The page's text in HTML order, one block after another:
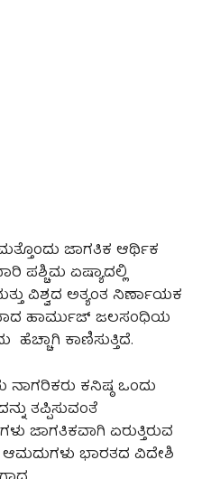
ಜಾಗತಿಕ ಆರ್ಥಿಕ
ಪಶ್ಚಿಮ ಏಷ್ಯಾದಲ್ಲಿ
ವಿಶ್ವದ ಅತ್ಯಂತ ನಿರ್ಣಾಯಕ
ಹಾರ್ಮುಜ್ ಜಲಸಂಧಿಯ
ಹೆಚ್ಚಾಗಿ ಕಾಣಿಸುತ್ತಿದೆ.
ಕನಿಷ್ಠ ಒಂದು
ತಪ್ಪಿಸುವಂತೆ
ಜಾಗತಿಕವಾಗಿ ಏರುತ್ತಿರುವ
ಭಾರತದ ವಿದೇಶಿ